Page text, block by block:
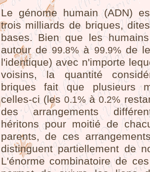
Le génome humain (ADN)
trois milliards de briques,
bases. Bien que les
autour de99.8% à99.9%de
l'identique) avec n'importe
voisins, la quantité
briques fait que plusieurs
celles-ci (les0.1%à0.2%
des arrangements
héritons pour moitié de
parents, de ces
distinguent partiellement de
L'énorme combinatoire de